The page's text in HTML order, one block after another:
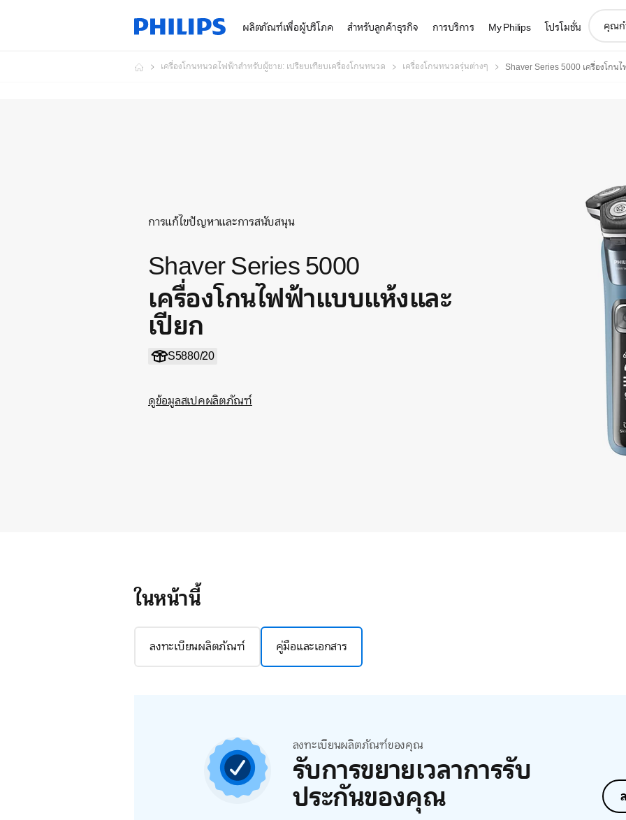
ผลิตภัณฑ์เพื่อผู้บริโภค สำหรับลูกค้าธุรกิจ การบริการ My Philips โปรโมชั่น
search
เครื่องโกนหนวดไฟฟ้าสำหรับผู้ชาย: เปรียบเทียบเครื่องโกนหนวด เครื่องโกนหนวดรุ่นต่างๆ Shaver Series 5000 เครื่องโกน
การแก้ไขปัญหาและการสนับสนุน
Shaver Series 5000
เครื่องโกนไฟฟ้าแบบแห้งและ
เปียก
S5880/20
ดูข้อมูลสเปคผลิตภัณฑ์
ในหน้านี้
ลงทะเบียนผลิตภัณฑ์ คู่มือและเอกสาร
ลงทะเบียนผลิตภัณฑ์ของคุณ
รับการขยายเวลาการรับ
ประกันของคุณ